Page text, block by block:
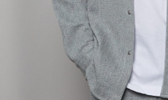
Кардиганы
Комплекты
Лонгсливы